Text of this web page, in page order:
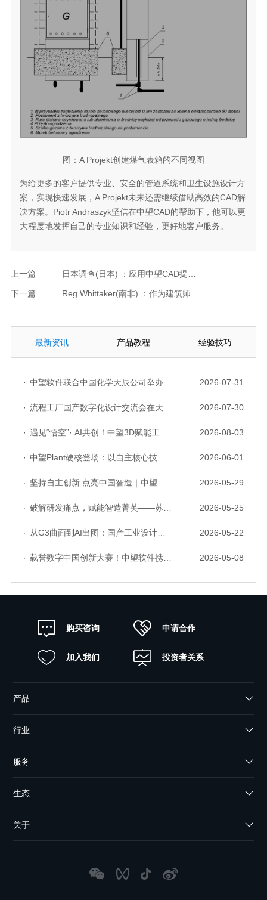
图：A Projekt创建煤气表箱的不同视图
为给更多的客户提供专业、安全的管道系统和卫生设施设计方
案，实现快速发展，A Projekt未来还需继续借助高效的CAD解
决方案。Piotr Andraszyk坚信在中望CAD的帮助下，他可以更
大程度地发挥自己的专业知识和经验，更好地客户服务。
上一篇
下一篇 Reg Whittaker(南非) ：作为建筑师，我为什么喜欢用中望软件二维CAD设计绘图
最新资讯 产品教程 经验技巧
· 中望软件联合中国化学天辰公司举办“走进标杆企业”研讨会，共探流程工业数字化创新实践 2026-07-31
· 流程工厂国产数字化设计交流会在天津召开，中望自主CAD底座助力行业数字化转型实践获广泛关注 2026-07-30
· 遇见“悟空”· AI共创！中望3D赋能工业设计国产化与AI创新升级 2026-08-03
· 中望Plant硬核登场：以自主核心技术，破解流程工业数据一致性与协同困境 2026-06-01
· 坚持自主创新 点亮中国智造｜中望软件亮相第十届中国网络版权保护与发展大会 2026-05-29
· 破解研发痛点，赋能智造菁英——苏州研发菁英 CTO 成长营暨高级人才认证启动会圆满落幕 2026-05-25
· 从G3曲面到AI出图：国产工业设计软件的硬实力到底怎么样了？ 2026-05-22
· 载誉数字中国创新大赛！中望软件携手三家伙伴，斩获信创赛道多项大奖 2026-05-08
购买咨询 申请合作
加入我们 投资者关系
产品
行业
服务
生态
关于